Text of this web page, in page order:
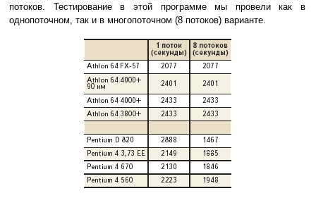
потоков. Тестирование в этой программе мы провели как в
однопоточном, так и в многопоточном (8 потоков) варианте.